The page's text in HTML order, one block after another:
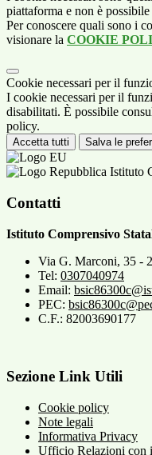
piattaforma e non è
Per conoscere quali sono i
visionare la COOKIE
Cookie necessari per il
I cookie necessari per il
disabilitati. È possibile
policy.
Accetta tutti Salva le
Istituto
Contatti
Istituto Comprensivo
Via G. Marconi, 35 -
Tel: 0307040974
Email:
PEC:
C.F.: 82003690177
Sezione Link Utili
Cookie policy
Note legali
Informativa Privacy
Ufficio Relazioni con